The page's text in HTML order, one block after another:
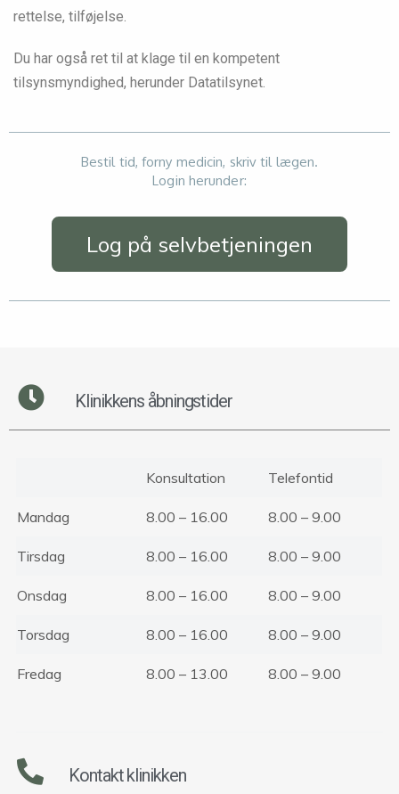
rettelse, tilføjelse.
Du har også ret til at klage til en kompetent
tilsynsmyndighed, herunder Datatilsynet.
Bestil tid, forny medicin, skriv til lægen.
Login herunder:
Log på selvbetjeningen
Klinikkens åbningstider
Konsultation Telefontid
Mandag 8.00 – 16.00 8.00 – 9.00
Tirsdag 8.00 – 16.00 8.00 – 9.00
Onsdag 8.00 – 16.00 8.00 – 9.00
Torsdag 8.00 – 16.00 8.00 – 9.00
Fredag 8.00 – 13.00 8.00 – 9.00
Kontakt klinikken